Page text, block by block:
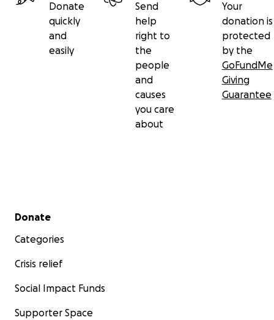
Donate
quickly
and
easily
Send
help
right to
the
people
and
causes
you care
about
Your
donation is
protected
by the
GoFundMe
Giving
Guarantee
Secondary menu
Donate
Categories
Crisis relief
Social Impact Funds
Supporter Space